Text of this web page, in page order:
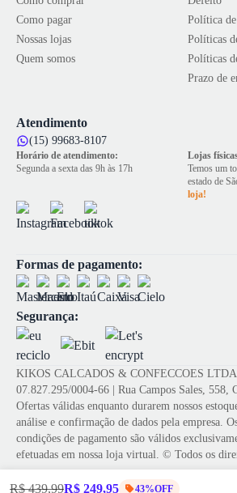
R$ 439,99R$ 249,95 43%OFF
Como pagar
Nossas lojas
Quem somos
Política
Políticas
Políticas
Prazo de
Atendimento
(15) 99683-8107
Horário de atendimento:
Segunda a sexta das 9h às 17h
Lojas
Temos um
estado de
loja!
Formas de pagamento:
Segurança:
KIKOS CALCADOS & CONFECCOES LTDA
07.827.295/0004-66 | Rua Campos Sales, 558,
Ofertas válidas enquanto durarem nossos
análise e confirmação de dados pela empresa.
condições de pagamento são válidos
efetuadas em nossa loja virtual. © Todos os